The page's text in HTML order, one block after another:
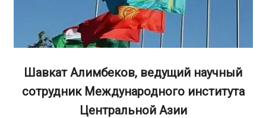
Шавкат Алимбеков, ведущий научный
сотрудник Международного института
Центральной Азии